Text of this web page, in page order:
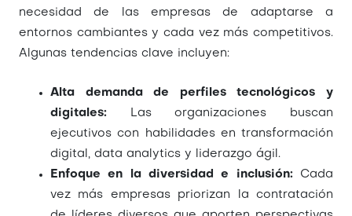
necesidad de las empresas de adaptarse a
entornos cambiantes y cada vez más competitivos.
Algunas tendencias clave incluyen:
Alta demanda de perfiles tecnológicos y
digitales: Las organizaciones buscan
ejecutivos con habilidades en transformación
digital, data analytics y liderazgo ágil.
Enfoque en la diversidad e inclusión:Cada
vez más empresas priorizan la contratación